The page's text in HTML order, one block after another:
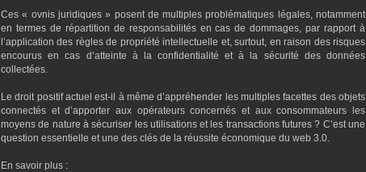
Ces « ovnis juridiques » posent de multiples problématiques légales, notamment
en termes de répartition de responsabilités en cas de dommages, par rapport à
l’application des règles de propriété intellectuelle et, surtout, en raison des risques
encourus en cas d’atteinte à la confidentialité et à la sécurité des données
collectées.
Le droit positif actuel est-il à même d’appréhender les multiples facettes des objets
connectés et d’apporter aux opérateurs concernés et aux consommateurs les
moyens de nature à sécuriser les utilisations et les transactions futures ? C’est une
question essentielle et une des clés de la réussite économique du web 3.0.
En savoir plus :